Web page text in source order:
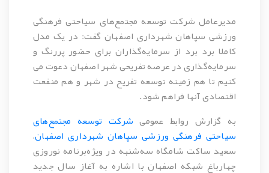
مدیرعامل شرکت توسعه مجتمع‌های سیاحتی فرهنگی
ورزشی سپاهان شهرداری اصفهان گفت: در یک مدل
کاملا برد برد از سرمایه‌گذاران برای حضور پررنگ و
سرمایه‌گذاری در عرصه تفریحی شهر اصفهان دعوت می
کنیم تا هم زمینه توسعه تفریح در شهر و هم منفعت
اقتصادی آنها فراهم شود.
به گزارش روابط عمومیشرکت توسعه مجتمع‌های
سیاحتی فرهنگی ورزشی سپاهان شهرداری اصفهان،
سعید ساکت شامگاه سه‌شنبه در ویژه‌برنامه نوروزی
چهارباغ شبکه اصفهان با اشاره به آغاز سال جدید